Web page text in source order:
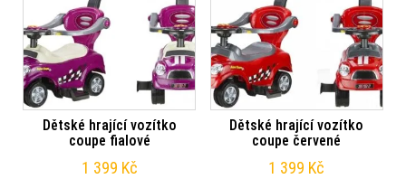
Dětské hrající vozítko
coupe fialové
1 399 Kč
Dětské hrající vozítko
coupe červené
1 399 Kč